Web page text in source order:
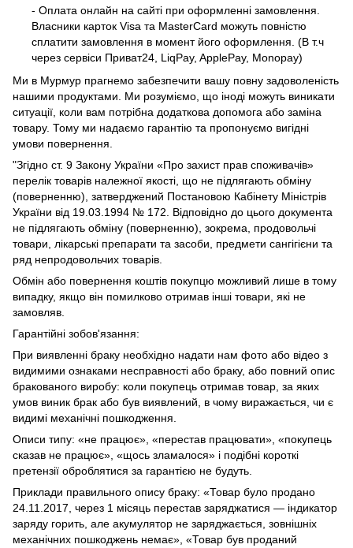
- Оплата онлайн на сайті при оформленні замовлення.
Власники карток Visa та MasterCard можуть повністю
сплатити замовлення в момент його оформлення. (В т.ч
через сервіси Приват24, LiqPay, ApplePay, Monopay)
Ми в Мурмур прагнемо забезпечити вашу повну задоволеність
нашими продуктами. Ми розуміємо, що іноді можуть виникати
ситуації, коли вам потрібна додаткова допомога або заміна
товару. Тому ми надаємо гарантію та пропонуємо вигідні
умови повернення.
"Згідно ст. 9 Закону України «Про захист прав споживачів»
перелік товарів належної якості, що не підлягають обміну
(поверненню), затверджений Постановою Кабінету Міністрів
України від 19.03.1994 № 172. Відповідно до цього документа
не підлягають обміну (поверненню), зокрема, продовольчі
товари, лікарські препарати та засоби, предмети сангігієни та
ряд непродовольчих товарів.
Обмін або повернення коштів покупцю можливий лише в тому
випадку, якщо він помилково отримав інші товари, які не
замовляв.
Гарантійні зобов'язання:
При виявленні браку необхідно надати нам фото або відео з
видимими ознаками несправності або браку, або повний опис
бракованого виробу: коли покупець отримав товар, за яких
умов виник брак або був виявлений, в чому виражається, чи є
видимі механічні пошкодження.
Описи типу: «не працює», «перестав працювати», «покупець
сказав не працює», «щось зламалося» і подібні короткі
претензії оброблятися за гарантією не будуть.
Приклади правильного опису браку: «Товар було продано
24.11.2017, через 1 місяць перестав заряджатися — індикатор
заряду горить, але акумулятор не заряджається, зовнішніх
механічних пошкоджень немає», «Товар був проданий